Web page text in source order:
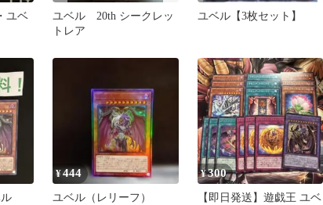
ユベ
ユベル 20th シークレッ
トレア
ユベル【3枚セット】
ル
¥444
ユベル（レリーフ）
¥300
【即日発送】遊戯王 ユベ